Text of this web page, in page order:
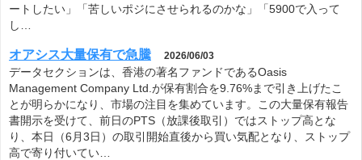
ートしたい」「苦しいポジにさせられるのかな」「5900で入って
し…
オアシス大量保有で急騰 2026/06/03
データセクションは、香港の著名ファンドであるOasis
Management Company Ltd.が保有割合を9.76%まで引き上げたこ
とが明らかになり、市場の注目を集めています。この大量保有報告
書開示を受けて、前日のPTS（放課後取引）ではストップ高とな
り、本日（6月3日）の取引開始直後から買い気配となり、ストップ
高で寄り付いてい…